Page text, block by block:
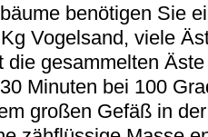
benötigen Sie
Vogelsand, viele
die gesammelten
Minuten bei 100
großen Gefäß in